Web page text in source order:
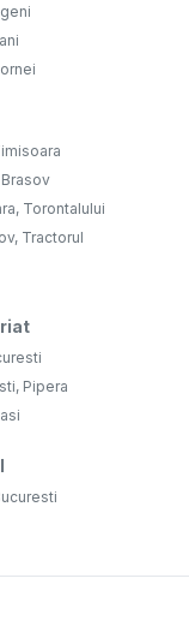
Torontalului
Tractorul
Pipera